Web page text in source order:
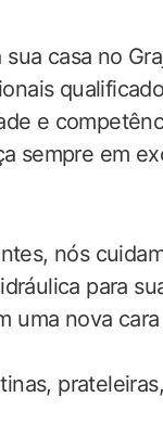
casa no
e
‍sempre em
nós
para
uma​ nova